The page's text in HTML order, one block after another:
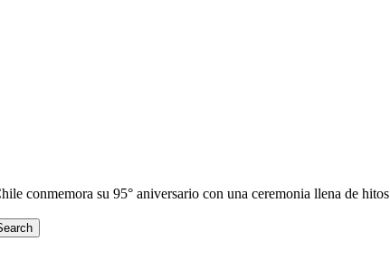
conmemora su 95° aniversario con una ceremonia llena de hitos